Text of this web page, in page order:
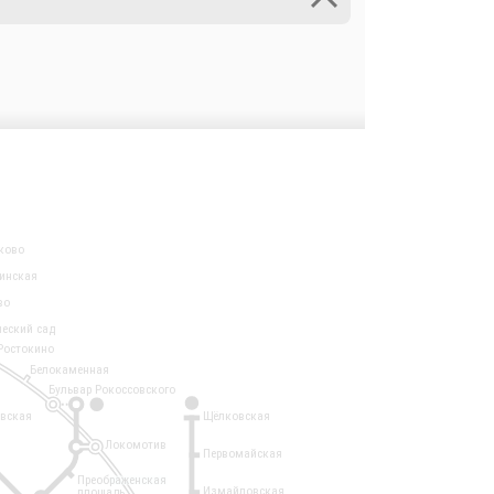
1
Локомотив
сад
Белокаменная
Щёлковская
Первомайская
Измайловская
Бульвар Рокоссовского
Преображенская